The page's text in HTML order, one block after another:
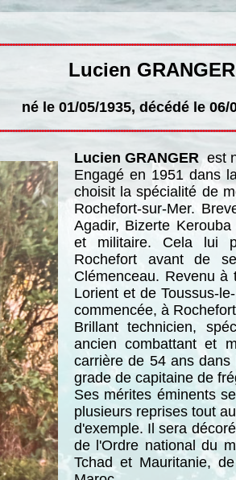
Lucien GRANGER
né le 01/05/1935, décédé le 06/
Lucien GRANGER est
Engagé en 1951 dans
choisit la spécialité de
Rochefort-sur-Mer.
Agadir, Bizerte
et militaire. Cela lui
Rochefort avant de
Clémenceau. Revenu
Lorient et de Toussus-
commencée, à
Brillant technicien,
ancien combattant et
carrière de 54 ans
grade de capitaine de
Ses mérites éminents
plusieurs reprises tout
d'exemple. Il sera
de l'Ordre national du
Tchad et Mauritanie,